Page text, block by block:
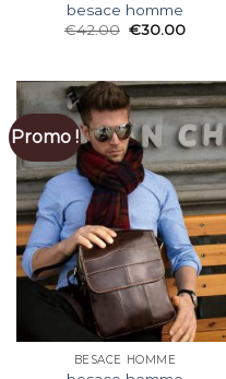
besace homme
€42.00 €30.00
Promo !
BESACE HOMME